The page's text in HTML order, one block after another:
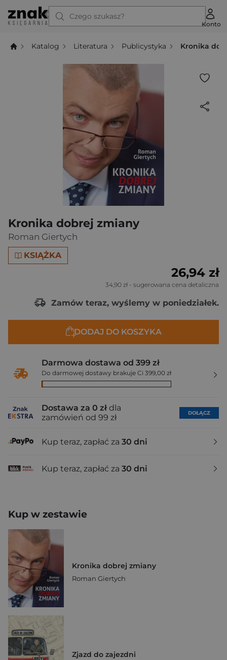
Czego szukasz?
Konto
Katalog Literatura Publicystyka Kronika
Kronika dobrej zmiany
Roman Giertych
KSIĄŻKA
26,94 zł
34,90 zł - sugerowana cena detaliczna
Zamów teraz, wyślemy w poniedziałek.
DODAJ DO KOSZYKA
Darmowa dostawa od 399 zł
Do darmowej dostawy brakuje Ci 399,00 zł
Dostawa za 0 zł dla
zamówień od 99 zł
DOŁĄCZ
Kup teraz, zapłać za 30 dni
Kup teraz, zapłać za 30 dni
Kup w zestawie
Kronika dobrej zmiany
Roman Giertych
Zjazd do zajezdni